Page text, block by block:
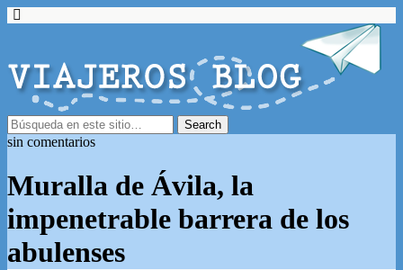
sin comentarios
Muralla de Ávila, la
impenetrable barrera de los
abulenses